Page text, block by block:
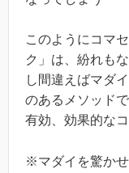
このようにコマ
ク」は、紛れも
し間違えばマダ
のあるメソッド
有効、効果的な
※マダイを驚か